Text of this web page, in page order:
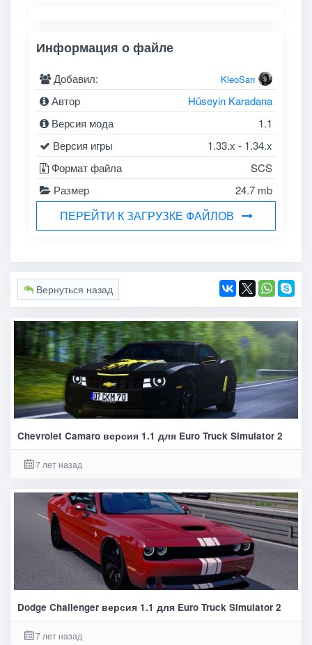
Информация о файле
Добавил: KleoSan
Автор
Hüseyin Karadana
Версия мода
1.1
Версия игры
1.33.x - 1.34.x
Формат файла
SCS
Размер
24.7 mb
ПЕРЕЙТИ К ЗАГРУЗКЕ ФАЙЛОВ
Вернуться назад
Chevrolet Camaro версия 1.1 для Euro Truck Simulator 2
7 лет назад
Dodge Challenger версия 1.1 для Euro Truck Simulator 2
7 лет назад